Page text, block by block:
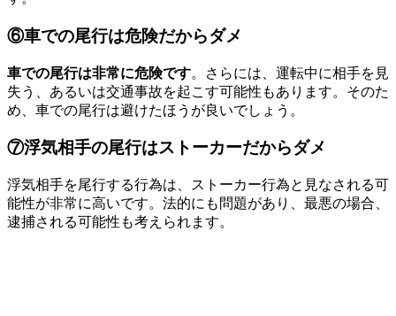
⑥車での尾行は危険だからダメ
車での尾行は非常に危険です。さらには、運転中に相手を見
失う、あるいは交通事故を起こす可能性もあります。そのた
め、車での尾行は避けたほうが良いでしょう。
⑦浮気相手の尾行はストーカーだからダメ
浮気相手を尾行する行為は、ストーカー行為と見なされる可
能性が非常に高いです。法的にも問題があり、最悪の場合、
逮捕される可能性も考えられます。